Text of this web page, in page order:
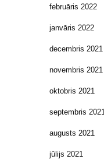
februāris 2022
janvāris 2022
decembris 2021
novembris 2021
oktobris 2021
septembris 2021
augusts 2021
jūlijs 2021